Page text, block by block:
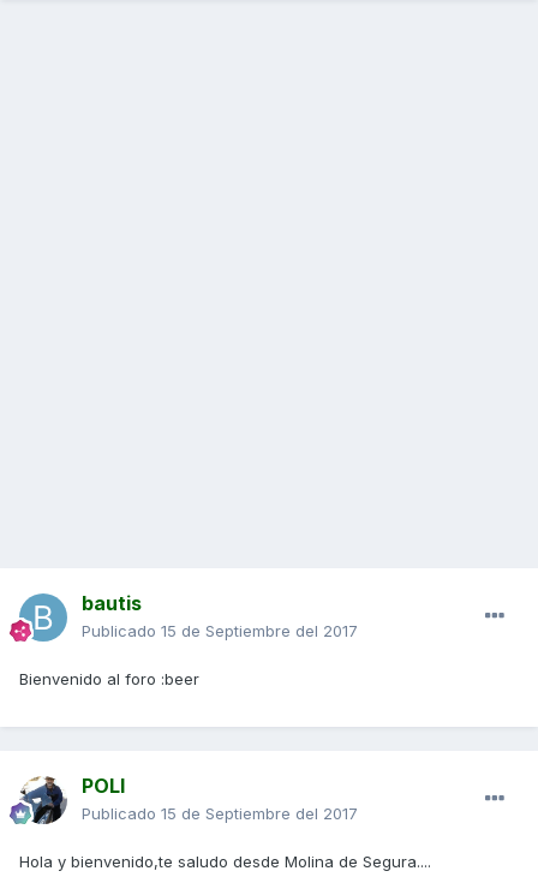
bautis
Publicado 15 de Septiembre del 2017
Bienvenido al foro :beer
POLI
Publicado 15 de Septiembre del 2017
Hola y bienvenido,te saludo desde Molina de Segura....